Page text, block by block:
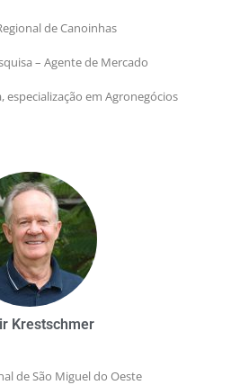
de Canoinhas
– Agente de Mercado
especialização em Agronegócios
Krestschmer
de São Miguel do Oeste